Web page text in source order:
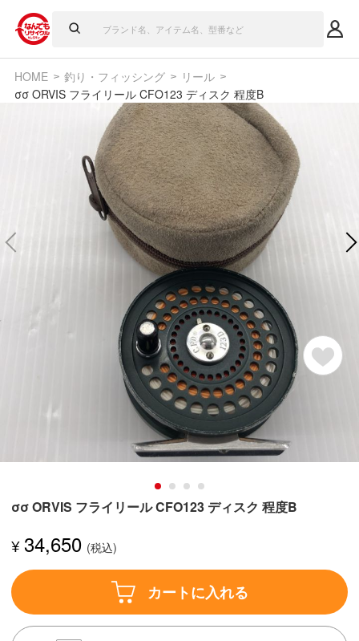
HOME 釣り・フィッシング
リール
σσ ORVIS フライリール CFO123 ディスク 程度B
σσ ORVIS フライリール CFO123 ディスク 程度B
¥ 34,650
カートに入れる